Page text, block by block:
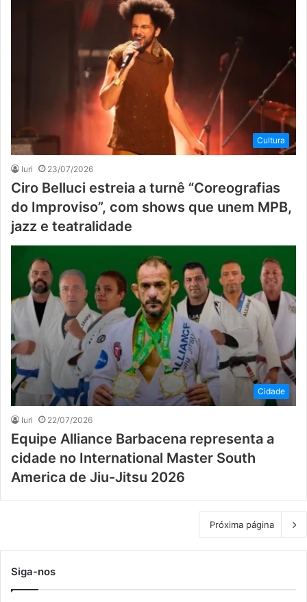
Cultura
Iuri 23/07/2026
Ciro Belluci estreia a turnê “Coreografias
do Improviso”, com shows que unem MPB,
jazz e teatralidade
Cidade
Iuri 22/07/2026
Equipe Alliance Barbacena representa a
cidade no International Master South
America de Jiu-Jitsu 2026
Próxima página
Siga-nos